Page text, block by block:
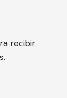
recibir